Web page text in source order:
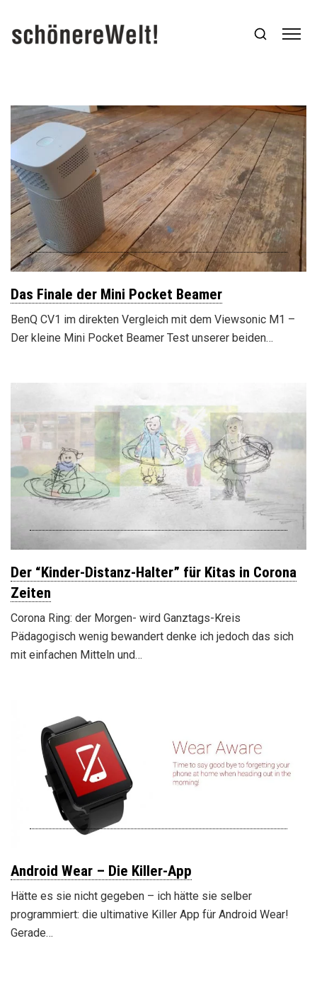
Das Finale der Mini Pocket Beamer
BenQ CV1 im direkten Vergleich mit dem Viewsonic M1 –
Der kleine Mini Pocket Beamer Test unserer beiden…
Der “Kinder-Distanz-Halter” für Kitas in Corona
Zeiten
Corona Ring: der Morgen- wird Ganztags-Kreis
Pädagogisch wenig bewandert denke ich jedoch das sich
mit einfachen Mitteln und…
Android Wear – Die Killer-App
Hätte es sie nicht gegeben – ich hätte sie selber
programmiert: die ultimative Killer App für Android Wear!
Gerade…